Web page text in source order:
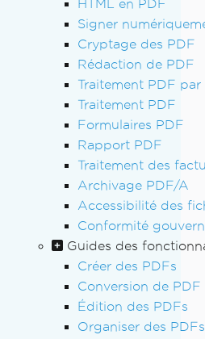
HTML en PDF
Signer
Cryptage des PDF
Rédaction de PDF
Traitement PDF par
Traitement PDF
Formulaires PDF
Rapport PDF
Traitement des
Archivage PDF/A
Accessibilité des
Conformité
Guides des
Créer des PDFs
Conversion de PDF
Édition des PDFs
Organiser des PDFs